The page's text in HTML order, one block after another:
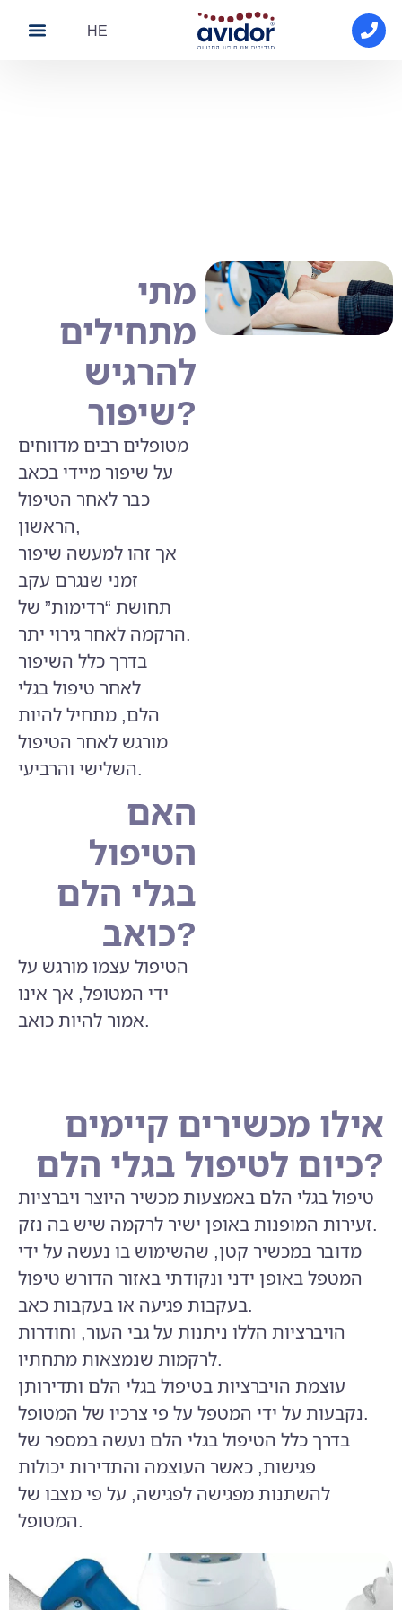
HE
מתי
מתחילים
להרגיש
שיפור?
מטופלים רבים מדווחים
על שיפור מיידי בכאב
כבר לאחר הטיפול
הראשון,
אך זהו למעשה שיפור
זמני שנגרם עקב
תחושת “רדימות” של
הרקמה לאחר גירוי יתר.
בדרך כלל השיפור
לאחר טיפול בגלי
הלם, מתחיל להיות
מורגש לאחר הטיפול
השלישי והרביעי.
האם
הטיפול
בגלי הלם
כואב?
הטיפול עצמו מורגש על
ידי המטופל, אך אינו
אמור להיות כואב.
אילו מכשירים קיימים
כיום לטיפול בגלי הלם?
טיפול בגלי הלם באמצעות מכשיר היוצר ויברציות
זעירות המופנות באופן ישיר לרקמה שיש בה נזק.
מדובר במכשיר קטן, שהשימוש בו נעשה על ידי
המטפל באופן ידני ונקודתי באזור הדורש טיפול
בעקבות פגיעה או בעקבות כאב.
הויברציות הללו ניתנות על גבי העור, וחודרות
לרקמות שנמצאות מתחתיו.
עוצמת הויברציות בטיפול בגלי הלם ותדירותן
נקבעות על ידי המטפל על פי צרכיו של המטופל.
בדרך כלל הטיפול בגלי הלם נעשה במספר של
פגישות, כאשר העוצמה והתדירות יכולות
להשתנות מפגישה לפגישה, על פי מצבו של
המטופל.